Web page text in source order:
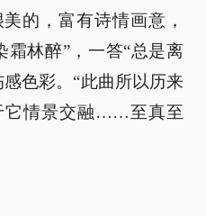
的，富有诗情画意，
霜林醉”，一答“总是离
色彩。“此曲所以历来
它情景交融……至真至